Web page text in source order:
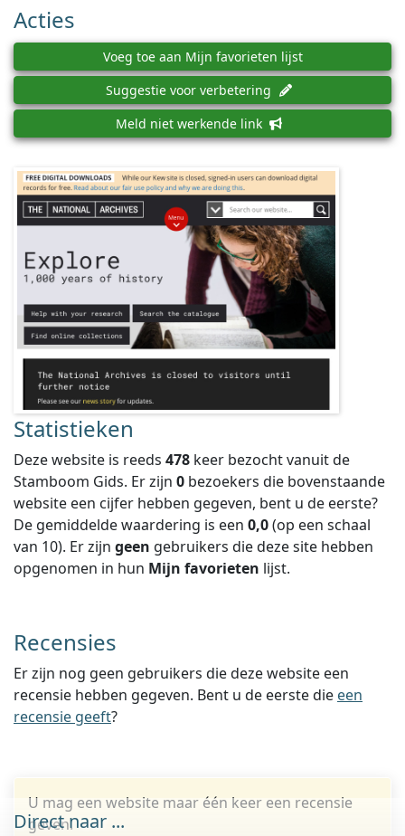
Acties
Voeg toe aan Mijn favorieten lijst
Suggestie voor verbetering
Meld niet werkende link
Statistieken
Deze website is reeds 478 keer bezocht vanuit de
Stamboom Gids. Er zijn 0 bezoekers die bovenstaande
website een cijfer hebben gegeven, bent u de eerste?
De gemiddelde waardering is een 0,0(op een schaal
van 10). Er zijn geen gebruikers die deze site hebben
opgenomen in hun Mijn favorieten lijst.
Recensies
Er zijn nog geen gebruikers die deze website een
recensie hebben gegeven. Bent u de eerste die een
recensie geeft?
U mag een website maar één keer een recensie
geven.
Direct naar ...